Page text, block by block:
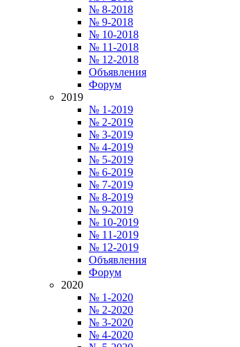
№ 8-2018
№ 9-2018
№ 10-2018
№ 11-2018
№ 12-2018
Объявления
Форум
2019
№ 1-2019
№ 2-2019
№ 3-2019
№ 4-2019
№ 5-2019
№ 6-2019
№ 7-2019
№ 8-2019
№ 9-2019
№ 10-2019
№ 11-2019
№ 12-2019
Объявления
Форум
2020
№ 1-2020
№ 2-2020
№ 3-2020
№ 4-2020